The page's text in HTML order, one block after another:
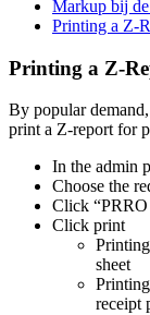
Markup bij de
Printing a Z-
Printing a Z-
By popular
print a Z-report for
In the admin
Choose the
Click “PRRO
Click print
sheet
receipt